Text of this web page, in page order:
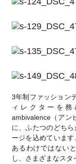
3年制ファッション
ィレクターを
ambivalence（アン
に、ふたつのどち
ージを込めていま
あるわけではない
し、さまざまなスタ